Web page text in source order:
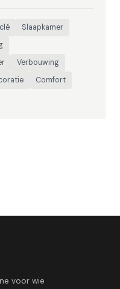
Slaapkamer
Verbouwing
Comfort
voor wie